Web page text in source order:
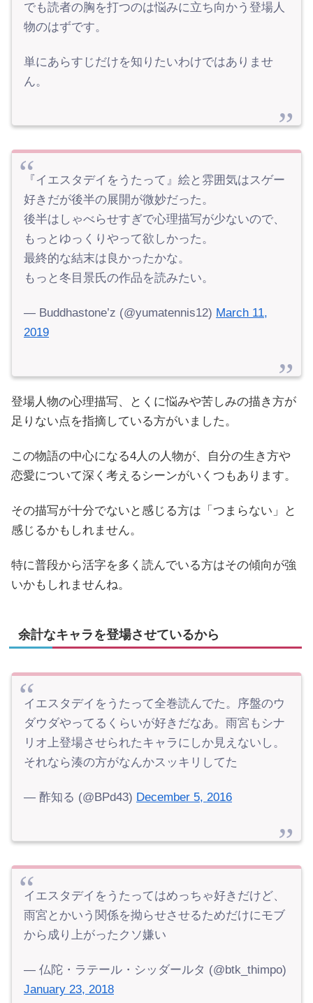
でも読者の胸を打つのは悩みに立ち向かう登場人
物のはずです。
単にあらすじだけを知りたいわけではありませ
ん。
『イエスタデイをうたって』絵と雰囲気はスゲー
好きだが後半の展開が微妙だった。
後半はしゃべらせすぎで心理描写が少ないので、
もっとゆっくりやって欲しかった。
最終的な結末は良かったかな。
もっと冬目景氏の作品を読みたい。
— Buddhastone’z (@yumatennis12) March 11,
2019
登場人物の心理描写、とくに悩みや苦しみの描き方が
足りない点を指摘している方がいました。
この物語の中心になる4人の人物が、自分の生き方や
恋愛について深く考えるシーンがいくつもあります。
その描写が十分でないと感じる方は「つまらない」と
感じるかもしれません。
特に普段から活字を多く読んでいる方はその傾向が強
いかもしれませんね。
余計なキャラを登場させているから
イエスタデイをうたって全巻読んでた。序盤のウ
ダウダやってるくらいが好きだなあ。雨宮もシナ
リオ上登場させられたキャラにしか見えないし。
それなら湊の方がなんかスッキリしてた
— 酢知る (@BPd43) December 5, 2016
イエスタデイをうたってはめっちゃ好きだけど、
雨宮とかいう関係を拗らせさせるためだけにモブ
から成り上がったクソ嫌い
— 仏陀・ラテール・シッダールタ (@btk_thimpo)
January 23, 2018